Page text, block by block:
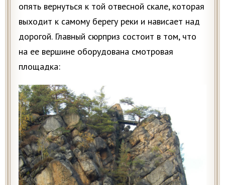
опять вернуться к той отвесной скале, которая
выходит к самому берегу реки и нависает над
дорогой. Главный сюрприз состоит в том, что
на ее вершине оборудована смотровая
площадка: